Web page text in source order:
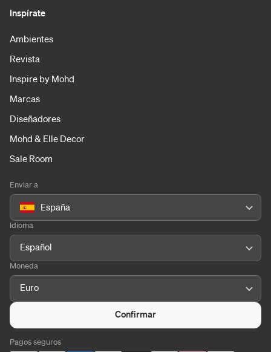
Inspírate
Ambientes
Revista
Inspire by Mohd
Marcas
Diseñadores
Mohd & Elle Decor
Sale Room
Enviar a
España
Idioma
Español
Moneda
Euro
Confirmar
Pagos seguros